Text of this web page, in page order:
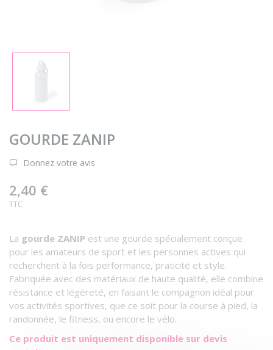
GOURDE ZANIP
Donnez votre avis
2,40 €
TTC
La gourde ZANIP est une gourde spécialement conçue
pour les amateurs de sport et les personnes actives qui
recherchent à la fois performance, praticité et style.
Fabriquée avec des matériaux de haute qualité, elle combine
résistance et légèreté, en faisant le compagnon idéal pour
vos activités sportives, que ce soit pour la course à pied, la
randonnée, le fitness, ou encore le vélo.
Ce produit est uniquement disponible sur devis